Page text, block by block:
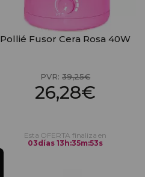
Pollié Fusor Cera Rosa 40W
PVR:39,25€
26,28€
Esta OFERTA finaliza en
03días 13 h:35m:52s